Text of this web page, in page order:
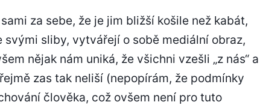
za sebe, že je jim bližší košile než kabát,
sliby, vytvářejí o sobě mediální obraz,
nějak nám uniká, že všichni vzešli „z nás“ a
zas tak neliší (nepopírám, že podmínky
člověka, což ovšem není pro tuto